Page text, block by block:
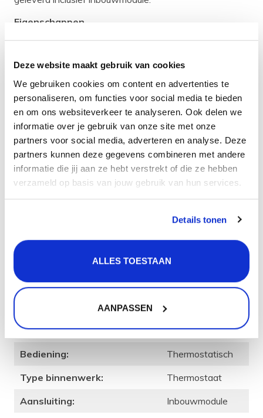
Deze website maakt gebruik van cookies
We gebruiken cookies om content en advertenties te
personaliseren, om functies voor social media te bieden
en om ons websiteverkeer te analyseren. Ook delen we
informatie over je gebruik van onze site met onze
partners voor social media, adverteren en analyse. Deze
partners kunnen deze gegevens combineren met andere
informatie die jij aan ze hebt verstrekt of die ze hebben
verzameld op basis van jouw gebruik van hun services.
Details tonen
ALLES TOESTAAN
AANPASSEN
Eigenschappen
Kleur: Copper / Koper
Garantietermijn: 5 jaar
Kleur en materiaal
De kraan heeft de kleur Copper / Koper en de behuizing
is gemaakt van het materiaal RVS. RVS is een sterk en
hittebestendig materiaal. Daarnaast is het ook
hygiënisch, want RVS kan tegen verschillende bijtende
zuren en materialen. RVS is ook onderhoudsvriendelijk
25610.05
Merk:
Qisani
Douchekraan
Afwerking (kleur):
Copper / Koper
Bediening:
Thermostatisch
Type binnenwerk:
Thermostaat
Aansluiting:
Inbouwmodule